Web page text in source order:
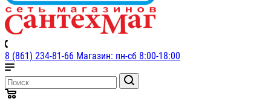
8 (861) 234-81-66 Магазин: пн-сб 8:00-18:00